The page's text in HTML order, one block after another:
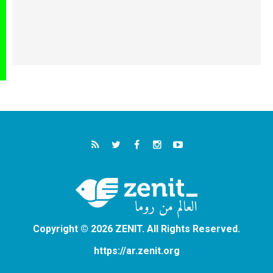
Copyright © 2026 ZENIT. All Rights Reserved.
https://ar.zenit.org